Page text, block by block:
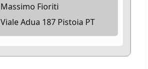
Massimo Fioriti
Viale Adua 187 Pistoia PT